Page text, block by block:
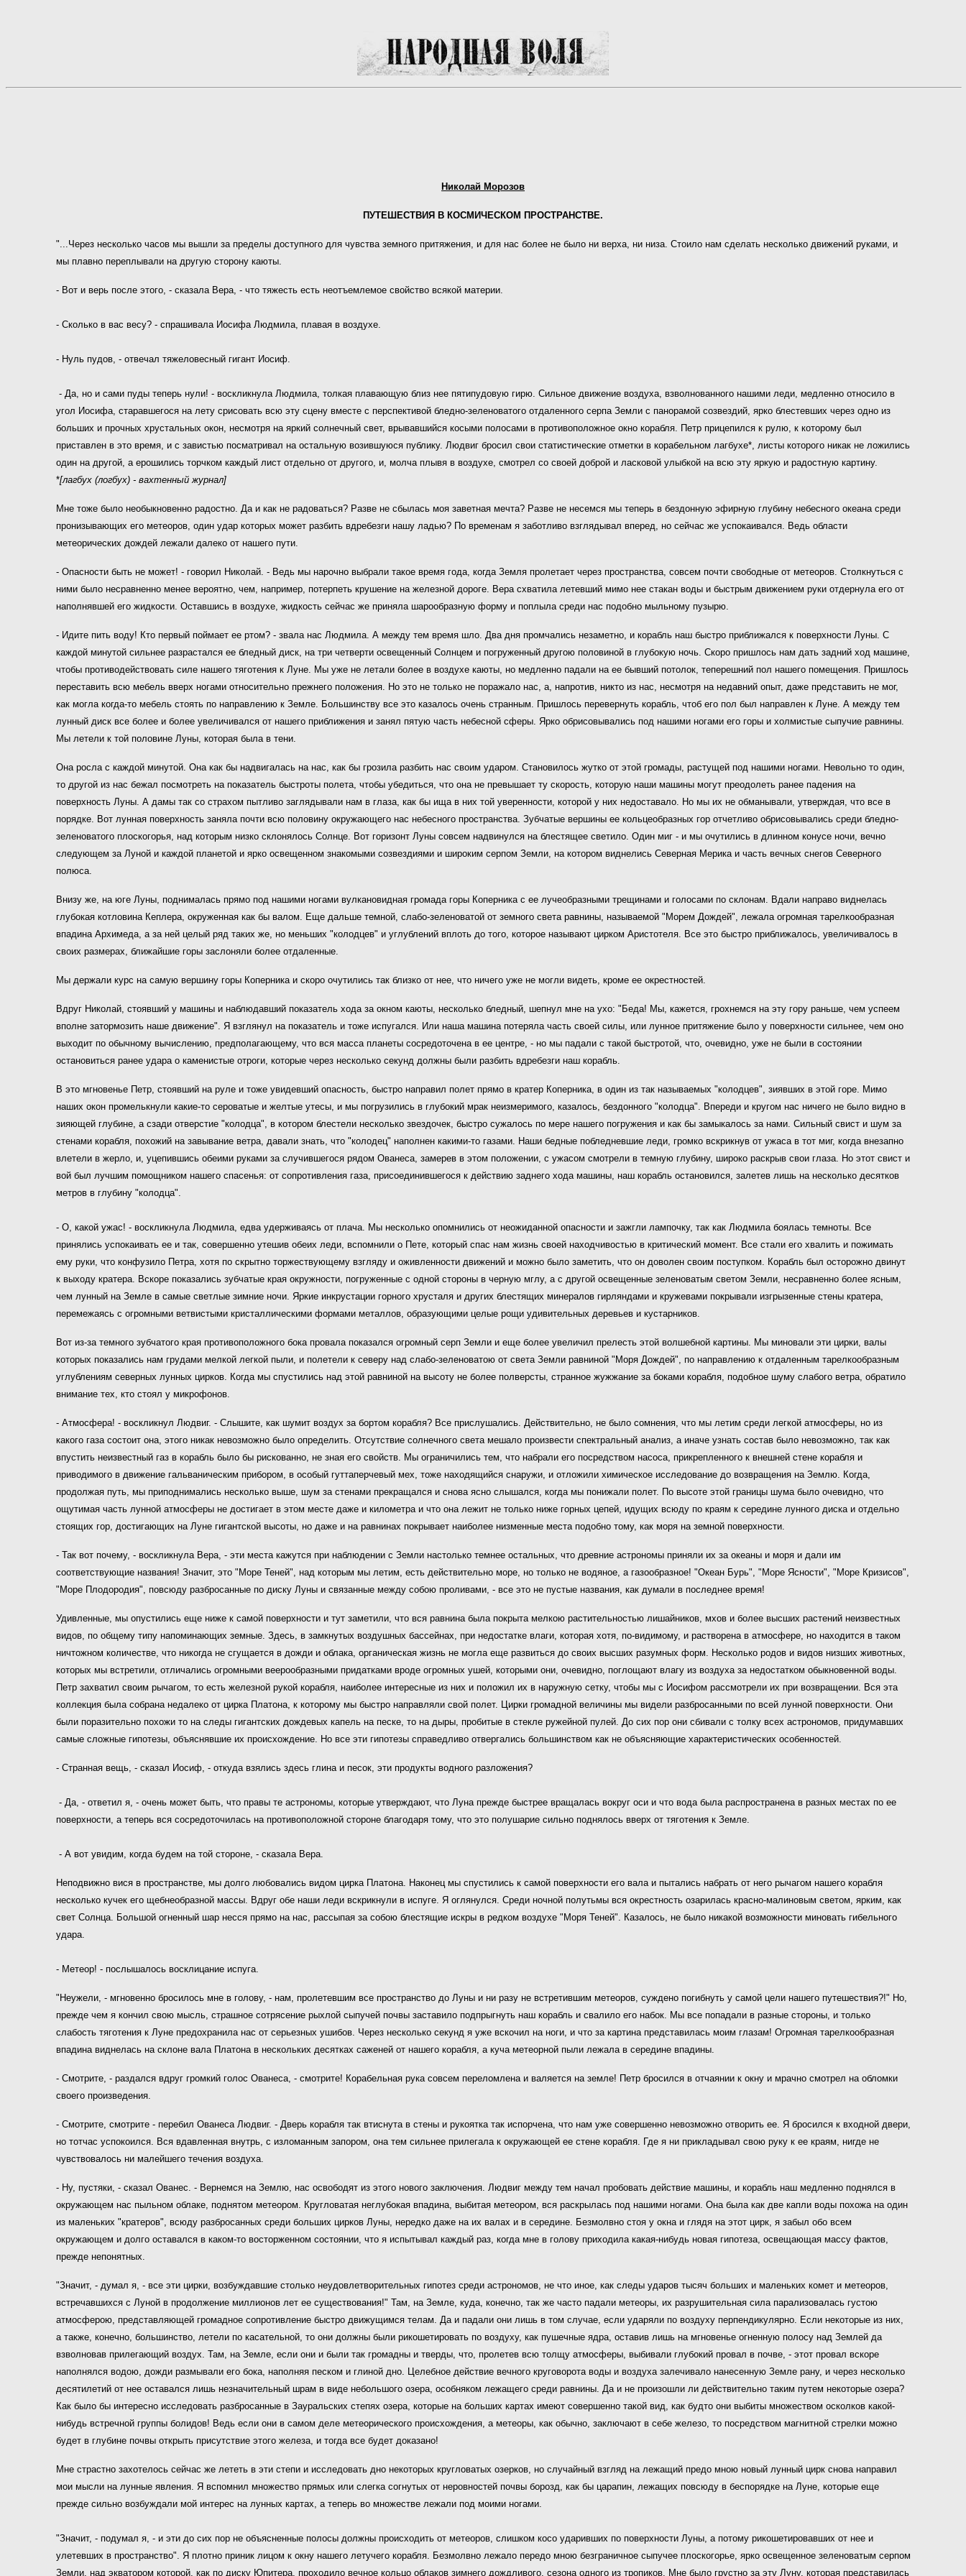
Николай Морозов
ПУТЕШЕСТВИЯ В КОСМИЧЕСКОМ ПРОСТРАНСТВЕ.
"...Через несколько часов мы вышли за пределы доступного для чувства земного притяжения, и для нас более не было ни верха, ни низа. Стоило нам сделать несколько движений руками, и
мы плавно переплывали на другую сторону каюты.
- Вот и верь после этого, - сказала Вера, - что тяжесть есть неотъемлемое свойство всякой материи.
- Сколько в вас весу? - спрашивала Иосифа Людмила, плавая в воздухе.
- Нуль пудов, - отвечал тяжеловесный гигант Иосиф.
- Да, но и сами пуды теперь нули! - воскликнула Людмила, толкая плавающую близ нее пятипудовую гирю. Сильное движение воздуха, взволнованного нашими леди, медленно относило в
угол Иосифа, старавшегося на лету срисовать всю эту сцену вместе с перспективой бледно-зеленоватого отдаленного серпа Земли с панорамой созвездий, ярко блестевших через одно из
больших и прочных хрустальных окон, несмотря на яркий солнечный свет, врывавшийся косыми полосами в противоположное окно корабля. Петр прицепился к рулю, к которому был
приставлен в это время, и с завистью посматривал на остальную возившуюся публику. Людвиг бросил свои статистические отметки в корабельном лагбухе*, листы которого никак не ложились
один на другой, а ерошились торчком каждый лист отдельно от другого, и, молча плывя в воздухе, смотрел со своей доброй и ласковой улыбкой на всю эту яркую и радостную картину.
*[лагбух (логбух) - вахтенный журнал]
Мне тоже было необыкновенно радостно. Да и как не радоваться? Разве не сбылась моя заветная мечта? Разве не несемся мы теперь в бездонную эфирную глубину небесного океана среди
пронизывающих его метеоров, один удар которых может разбить вдребезги нашу ладью? По временам я заботливо взглядывал вперед, но сейчас же успокаивался. Ведь области
метеорических дождей лежали далеко от нашего пути.
- Опасности быть не может! - говорил Николай. - Ведь мы нарочно выбрали такое время года, когда Земля пролетает через пространства, совсем почти свободные от метеоров. Столкнуться с
ними было несравненно менее вероятно, чем, например, потерпеть крушение на железной дороге. Вера схватила летевший мимо нее стакан воды и быстрым движением руки отдернула его от
наполнявшей его жидкости. Оставшись в воздухе, жидкость сейчас же приняла шарообразную форму и поплыла среди нас подобно мыльному пузырю.
- Идите пить воду! Кто первый поймает ее ртом? - звала нас Людмила. А между тем время шло. Два дня промчались незаметно, и корабль наш быстро приближался к поверхности Луны. С
каждой минутой сильнее разрастался ее бледный диск, на три четверти освещенный Солнцем и погруженный другою половиной в глубокую ночь. Скоро пришлось нам дать задний ход машине,
чтобы противодействовать силе нашего тяготения к Луне. Мы уже не летали более в воздухе каюты, но медленно падали на ее бывший потолок, теперешний пол нашего помещения. Пришлось
переставить всю мебель вверх ногами относительно прежнего положения. Но это не только не поражало нас, а, напротив, никто из нас, несмотря на недавний опыт, даже представить не мог,
как могла когда-то мебель стоять по направлению к Земле. Большинству все это казалось очень странным. Пришлось перевернуть корабль, чтоб его пол был направлен к Луне. А между тем
лунный диск все более и более увеличивался от нашего приближения и занял пятую часть небесной сферы. Ярко обрисовывались под нашими ногами его горы и холмистые сыпучие равнины.
Мы летели к той половине Луны, которая была в тени.
Она росла с каждой минутой. Она как бы надвигалась на нас, как бы грозила разбить нас своим ударом. Становилось жутко от этой громады, растущей под нашими ногами. Невольно то один,
то другой из нас бежал посмотреть на показатель быстроты полета, чтобы убедиться, что она не превышает ту скорость, которую наши машины могут преодолеть ранее падения на
поверхность Луны. А дамы так со страхом пытливо заглядывали нам в глаза, как бы ища в них той уверенности, которой у них недоставало. Но мы их не обманывали, утверждая, что все в
порядке. Вот лунная поверхность заняла почти всю половину окружающего нас небесного пространства. Зубчатые вершины ее кольцеобразных гор отчетливо обрисовывались среди бледно-
зеленоватого плоскогорья, над которым низко склонялось Солнце. Вот горизонт Луны совсем надвинулся на блестящее светило. Один миг - и мы очутились в длинном конусе ночи, вечно
следующем за Луной и каждой планетой и ярко освещенном знакомыми созвездиями и широким серпом Земли, на котором виднелись Северная Мерика и часть вечных снегов Северного
полюса.
Внизу же, на юге Луны, поднималась прямо под нашими ногами вулкановидная громада горы Коперника с ее лучеобразными трещинами и голосами по склонам. Вдали направо виднелась
глубокая котловина Кеплера, окруженная как бы валом. Еще дальше темной, слабо-зеленоватой от земного света равнины, называемой "Морем Дождей", лежала огромная тарелкообразная
впадина Архимеда, а за ней целый ряд таких же, но меньших "колодцев" и углублений вплоть до того, которое называют цирком Аристотеля. Все это быстро приближалось, увеличивалось в
своих размерах, ближайшие горы заслоняли более отдаленные.
Мы держали курс на самую вершину горы Коперника и скоро очутились так близко от нее, что ничего уже не могли видеть, кроме ее окрестностей.
Вдруг Николай, стоявший у машины и наблюдавший показатель хода за окном каюты, несколько бледный, шепнул мне на ухо: "Беда! Мы, кажется, грохнемся на эту гору раньше, чем успеем
вполне затормозить наше движение". Я взглянул на показатель и тоже испугался. Или наша машина потеряла часть своей силы, или лунное притяжение было у поверхности сильнее, чем оно
выходит по обычному вычислению, предполагающему, что вся масса планеты сосредоточена в ее центре, - но мы падали с такой быстротой, что, очевидно, уже не были в состоянии
остановиться ранее удара о каменистые отроги, которые через несколько секунд должны были разбить вдребезги наш корабль.
В это мгновенье Петр, стоявший на руле и тоже увидевший опасность, быстро направил полет прямо в кратер Коперника, в один из так называемых "колодцев", зиявших в этой горе. Мимо
наших окон промелькнули какие-то сероватые и желтые утесы, и мы погрузились в глубокий мрак неизмеримого, казалось, бездонного "колодца". Впереди и кругом нас ничего не было видно в
зияющей глубине, а сзади отверстие "колодца", в котором блестели несколько звездочек, быстро сужалось по мере нашего погружения и как бы замыкалось за нами. Сильный свист и шум за
стенами корабля, похожий на завывание ветра, давали знать, что "колодец" наполнен какими-то газами. Наши бедные побледневшие леди, громко вскрикнув от ужаса в тот миг, когда внезапно
влетели в жерло, и, уцепившись обеими руками за случившегося рядом Ованеса, замерев в этом положении, с ужасом смотрели в темную глубину, широко раскрыв свои глаза. Но этот свист и
вой был лучшим помощником нашего спасенья: от сопротивления газа, присоединившегося к действию заднего хода машины, наш корабль остановился, залетев лишь на несколько десятков
метров в глубину "колодца".
- О, какой ужас! - воскликнула Людмила, едва удерживаясь от плача. Мы несколько опомнились от неожиданной опасности и зажгли лампочку, так как Людмила боялась темноты. Все
принялись успокаивать ее и так, совершенно утешив обеих леди, вспомнили о Пете, который спас нам жизнь своей находчивостью в критический момент. Все стали его хвалить и пожимать
ему руки, что конфузило Петра, хотя по скрытно торжествующему взгляду и оживленности движений и можно было заметить, что он доволен своим поступком. Корабль был осторожно двинут
к выходу кратера. Вскоре показались зубчатые края окружности, погруженные с одной стороны в черную мглу, а с другой освещенные зеленоватым светом Земли, несравненно более ясным,
чем лунный на Земле в самые светлые зимние ночи. Яркие инкрустации горного хрусталя и других блестящих минералов гирляндами и кружевами покрывали изгрызенные стены кратера,
перемежаясь с огромными ветвистыми кристаллическими формами металлов, образующими целые рощи удивительных деревьев и кустарников.
Вот из-за темного зубчатого края противоположного бока провала показался огромный серп Земли и еще более увеличил прелесть этой волшебной картины. Мы миновали эти цирки, валы
которых показались нам грудами мелкой легкой пыли, и полетели к северу над слабо-зеленоватою от света Земли равниной "Моря Дождей", по направлению к отдаленным тарелкообразным
углублениям северных лунных цирков. Когда мы спустились над этой равниной на высоту не более полверсты, странное жужжание за боками корабля, подобное шуму слабого ветра, обратило
внимание тех, кто стоял у микрофонов.
- Атмосфера! - воскликнул Людвиг. - Слышите, как шумит воздух за бортом корабля? Все прислушались. Действительно, не было сомнения, что мы летим среди легкой атмосферы, но из
какого газа состоит она, этого никак невозможно было определить. Отсутствие солнечного света мешало произвести спектральный анализ, а иначе узнать состав было невозможно, так как
впустить неизвестный газ в корабль было бы рискованно, не зная его свойств. Мы ограничились тем, что набрали его посредством насоса, прикрепленного к внешней стене корабля и
приводимого в движение гальваническим прибором, в особый гуттаперчевый мех, тоже находящийся снаружи, и отложили химическое исследование до возвращения на Землю. Когда,
продолжая путь, мы приподнимались несколько выше, шум за стенами прекращался и снова ясно слышался, когда мы понижали полет. По высоте этой границы шума было очевидно, что
ощутимая часть лунной атмосферы не достигает в этом месте даже и километра и что она лежит не только ниже горных цепей, идущих всюду по краям к середине лунного диска и отдельно
стоящих гор, достигающих на Луне гигантской высоты, но даже и на равнинах покрывает наиболее низменные места подобно тому, как моря на земной поверхности.
- Так вот почему, - воскликнула Вера, - эти места кажутся при наблюдении с Земли настолько темнее остальных, что древние астрономы приняли их за океаны и моря и дали им
соответствующие названия! Значит, это "Море Теней", над которым мы летим, есть действительно море, но только не водяное, а газообразное! "Океан Бурь", "Море Ясности", "Море Кризисов",
"Море Плодородия", повсюду разбросанные по диску Луны и связанные между собою проливами, - все это не пустые названия, как думали в последнее время!
Удивленные, мы опустились еще ниже к самой поверхности и тут заметили, что вся равнина была покрыта мелкою растительностью лишайников, мхов и более высших растений неизвестных
видов, по общему типу напоминающих земные. Здесь, в замкнутых воздушных бассейнах, при недостатке влаги, которая хотя, по-видимому, и растворена в атмосфере, но находится в таком
ничтожном количестве, что никогда не сгущается в дожди и облака, органическая жизнь не могла еще развиться до своих высших разумных форм. Несколько родов и видов низших животных,
которых мы встретили, отличались огромными веерообразными придатками вроде огромных ушей, которыми они, очевидно, поглощают влагу из воздуха за недостатком обыкновенной воды.
Петр захватил своим рычагом, то есть железной рукой корабля, наиболее интересные из них и положил их в наружную сетку, чтобы мы с Иосифом рассмотрели их при возвращении. Вся эта
коллекция была собрана недалеко от цирка Платона, к которому мы быстро направляли свой полет. Цирки громадной величины мы видели разбросанными по всей лунной поверхности. Они
были поразительно похожи то на следы гигантских дождевых капель на песке, то на дыры, пробитые в стекле ружейной пулей. До сих пор они сбивали с толку всех астрономов, придумавших
самые сложные гипотезы, объяснявшие их происхождение. Но все эти гипотезы справедливо отвергались большинством как не объясняющие характеристических особенностей.
- Странная вещь, - сказал Иосиф, - откуда взялись здесь глина и песок, эти продукты водного разложения?
- Да, - ответил я, - очень может быть, что правы те астрономы, которые утверждают, что Луна прежде быстрее вращалась вокруг оси и что вода была распространена в разных местах по ее
поверхности, а теперь вся сосредоточилась на противоположной стороне благодаря тому, что это полушарие сильно поднялось вверх от тяготения к Земле.
- А вот увидим, когда будем на той стороне, - сказала Вера.
Неподвижно вися в пространстве, мы долго любовались видом цирка Платона. Наконец мы спустились к самой поверхности его вала и пытались набрать от него рычагом нашего корабля
несколько кучек его щебнеобразной массы. Вдруг обе наши леди вскрикнули в испуге. Я оглянулся. Среди ночной полутьмы вся окрестность озарилась красно-малиновым светом, ярким, как
свет Солнца. Большой огненный шар несся прямо на нас, рассыпая за собою блестящие искры в редком воздухе "Моря Теней". Казалось, не было никакой возможности миновать гибельного
удара.
- Метеор! - послышалось восклицание испуга.
"Неужели, - мгновенно бросилось мне в голову, - нам, пролетевшим все пространство до Луны и ни разу не встретившим метеоров, суждено погибнуть у самой цели нашего путешествия?!" Но,
прежде чем я кончил свою мысль, страшное сотрясение рыхлой сыпучей почвы заставило подпрыгнуть наш корабль и свалило его набок. Мы все попадали в разные стороны, и только
слабость тяготения к Луне предохранила нас от серьезных ушибов. Через несколько секунд я уже вскочил на ноги, и что за картина представилась моим глазам! Огромная тарелкообразная
впадина виднелась на склоне вала Платона в нескольких десятках саженей от нашего корабля, а куча метеорной пыли лежала в середине впадины.
- Смотрите, - раздался вдруг громкий голос Ованеса, - смотрите! Корабельная рука совсем переломлена и валяется на земле! Петр бросился в отчаянии к окну и мрачно смотрел на обломки
своего произведения.
- Смотрите, смотрите - перебил Ованеса Людвиг. - Дверь корабля так втиснута в стены и рукоятка так испорчена, что нам уже совершенно невозможно отворить ее. Я бросился к входной двери,
но тотчас успокоился. Вся вдавленная внутрь, с изломанным запором, она тем сильнее прилегала к окружающей ее стене корабля. Где я ни прикладывал свою руку к ее краям, нигде не
чувствовалось ни малейшего течения воздуха.
- Ну, пустяки, - сказал Ованес. - Вернемся на Землю, нас освободят из этого нового заключения. Людвиг между тем начал пробовать действие машины, и корабль наш медленно поднялся в
окружающем нас пыльном облаке, поднятом метеором. Кругловатая неглубокая впадина, выбитая метеором, вся раскрылась под нашими ногами. Она была как две капли воды похожа на один
из маленьких "кратеров", всюду разбросанных среди больших цирков Луны, нередко даже на их валах и в середине. Безмолвно стоя у окна и глядя на этот цирк, я забыл обо всем
окружающем и долго оставался в каком-то восторженном состоянии, что я испытывал каждый раз, когда мне в голову приходила какая-нибудь новая гипотеза, освещающая массу фактов,
прежде непонятных.
"Значит, - думал я, - все эти цирки, возбуждавшие столько неудовлетворительных гипотез среди астрономов, не что иное, как следы ударов тысяч больших и маленьких комет и метеоров,
встречавшихся с Луной в продолжение миллионов лет ее существования!" Там, на Земле, куда, конечно, так же часто падали метеоры, их разрушительная сила парализовалась густою
атмосферою, представляющей громадное сопротивление быстро движущимся телам. Да и падали они лишь в том случае, если ударяли по воздуху перпендикулярно. Если некоторые из них,
а также, конечно, большинство, летели по касательной, то они должны были рикошетировать по воздуху, как пушечные ядра, оставив лишь на мгновенье огненную полосу над Землей да
взволновав прилегающий воздух. Там, на Земле, если они и были так громадны и тверды, что, пролетев всю толщу атмосферы, выбивали глубокий провал в почве, - этот провал вскоре
наполнялся водою, дожди размывали его бока, наполняя песком и глиной дно. Целебное действие вечного круговорота воды и воздуха залечивало нанесенную Земле рану, и через несколько
десятилетий от нее оставался лишь незначительный шрам в виде небольшого озера, особняком лежащего среди равнины. Да и не произошли ли действительно таким путем некоторые озера?
Как было бы интересно исследовать разбросанные в Зауральских степях озера, которые на больших картах имеют совершенно такой вид, как будто они выбиты множеством осколков какой-
нибудь встречной группы болидов! Ведь если они в самом деле метеорического происхождения, а метеоры, как обычно, заключают в себе железо, то посредством магнитной стрелки можно
будет в глубине почвы открыть присутствие этого железа, и тогда все будет доказано!
Мне страстно захотелось сейчас же лететь в эти степи и исследовать дно некоторых кругловатых озерков, но случайный взгляд на лежащий предо мною новый лунный цирк снова направил
мои мысли на лунные явления. Я вспомнил множество прямых или слегка согнутых от неровностей почвы борозд, как бы царапин, лежащих повсюду в беспорядке на Луне, которые еще
прежде сильно возбуждали мой интерес на лунных картах, а теперь во множестве лежали под моими ногами.
"Значит, - подумал я, - и эти до сих пор не объясненные полосы должны происходить от метеоров, слишком косо ударивших по поверхности Луны, а потому рикошетировавших от нее и
улетевших в пространство". Я плотно приник лицом к окну нашего летучего корабля. Безмолвно лежало передо мною безграничное сыпучее плоскогорье, ярко освещенное зеленоватым серпом
Земли, над экватором которой, как по диску Юпитера, проходило вечное кольцо облаков зимнего дождливого, сезона одного из тропиков. Мне было грустно за эту Луну, которая представилась